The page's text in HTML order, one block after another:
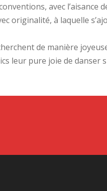
avec l’aisance
originalité, à laquelle
de manière
leur pure joie de danser